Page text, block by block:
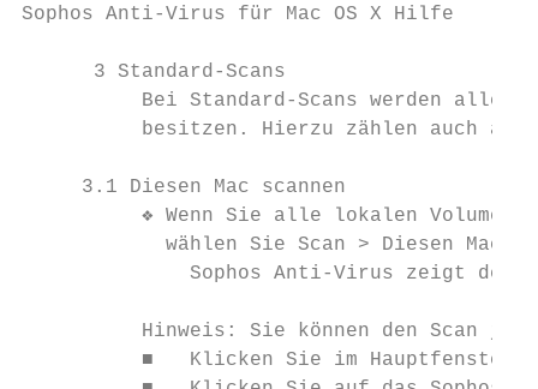
Sophos Anti-Virus für Mac OS X Hilfe
      3 Standard-Scans
Bei Standard-Scans werden alle
besitzen. Hierzu zählen auch
     3.1 Diesen Mac scannen
❖ Wenn Sie alle lokalen
wählen Sie Scan > Diesen Mac
Sophos Anti-Virus zeigt den
Hinweis: Sie können den Scan
■   Klicken Sie im Hauptfenster